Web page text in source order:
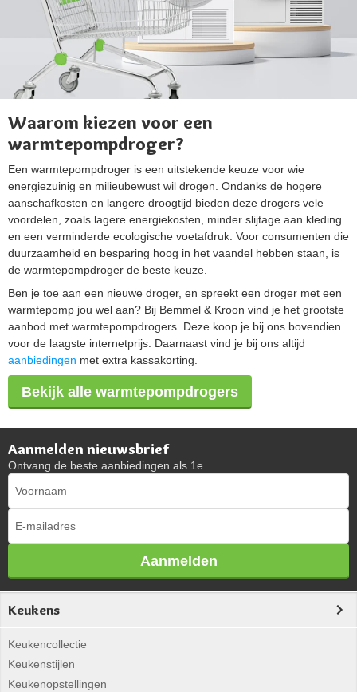
Waarom kiezen voor een
warmtepompdroger?
Een warmtepompdroger is een uitstekende keuze voor wie
energiezuinig en milieubewust wil drogen. Ondanks de hogere
aanschafkosten en langere droogtijd bieden deze drogers vele
voordelen, zoals lagere energiekosten, minder slijtage aan kleding
en een verminderde ecologische voetafdruk. Voor consumenten die
duurzaamheid en besparing hoog in het vaandel hebben staan, is
de warmtepompdroger de beste keuze.
Ben je toe aan een nieuwe droger, en spreekt een droger met een
warmtepomp jou wel aan? Bij Bemmel & Kroon vind je het grootste
aanbod met warmtepompdrogers. Deze koop je bij ons bovendien
voor de laagste internetprijs. Daarnaast vind je bij ons altijd
aanbiedingen met extra kassakorting.
Bekijk alle warmtepompdrogers
Aanmelden nieuwsbrief
Ontvang de beste aanbiedingen als 1e
Aanmelden
Keukens
Keukencollectie
Keukenstijlen
Keukenopstellingen